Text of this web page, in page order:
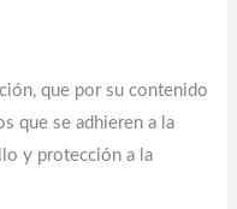
que por su contenido
que se adhieren a la
y protección a la